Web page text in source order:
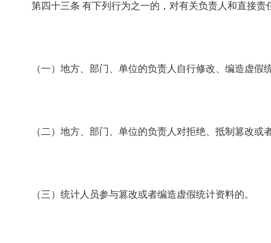
第四十三条 有下列行为之一的，对有关负责人和直接责
（一）地方、部门、单位的负责人自行修改、编造虚假
（二）地方、部门、单位的负责人对拒绝、抵制篡改或
（三）统计人员参与篡改或者编造虚假统计资料的。